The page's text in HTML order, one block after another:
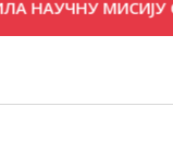
МИСИЈУ СОНДЕ